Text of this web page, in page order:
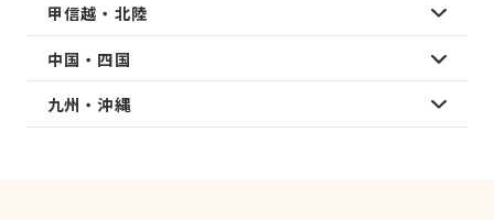
甲信越・北陸
中国・四国
九州・沖縄